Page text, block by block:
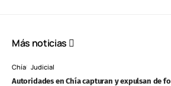
Más noticias
Chía Judicial
Autoridades en Chía capturan y expulsan de